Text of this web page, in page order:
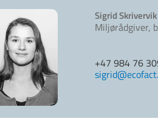
Sigrid
Miljørådgiver,
+47 984 76